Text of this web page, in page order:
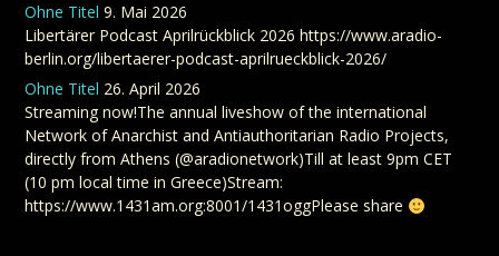
Ohne Titel 9. Mai 2026
Libertärer Podcast Aprilrückblick 2026 https://www.aradio-
berlin.org/libertaerer-podcast-aprilrueckblick-2026/
Ohne Titel 26. April 2026
Streaming now!The annual liveshow of the international
Network of Anarchist and Antiauthoritarian Radio Projects,
directly from Athens (@aradionetwork)Till at least 9pm CET
(10 pm local time in Greece)Stream:
https://www.1431am.org:8001/1431oggPlease share